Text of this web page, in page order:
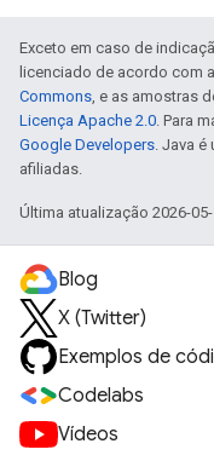
Exceto em caso de
licenciado de acordo com a
Commons, e as amostras
Licença Apache 2.0. Para
Google Developers. Java é
afiliadas.
Última atualização 2026-05-
Blog
X (Twitter)
Exemplos de
Codelabs
Vídeos